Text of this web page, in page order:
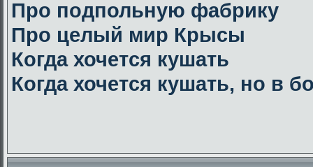
Про подпольную фабрику
Про целый мир Крысы
Когда хочется кушать
Когда хочется кушать, но в